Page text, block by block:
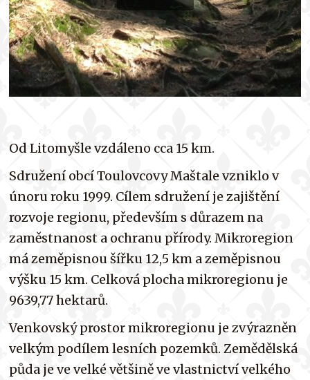
Od Litomyšle vzdáleno cca 15 km.
Sdružení obcí Toulovcovy Maštale vzniklo v
únoru roku 1999. Cílem sdružení je zajištění
rozvoje regionu, především s důrazem na
zaměstnanost a ochranu přírody. Mikroregion
má zeměpisnou šířku 12,5 km a zeměpisnou
výšku 15 km. Celková plocha mikroregionu je
9639,77 hektarů.
Venkovský prostor mikroregionu je zvýrazněn
velkým podílem lesních pozemků. Zemědělská
půda je ve velké většině ve vlastnictví velkého